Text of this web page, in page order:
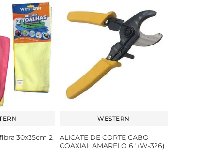
30x35cm 2
WESTERN
ALICATE DE CORTE CABO
COAXIAL AMARELO 6" (W-326)